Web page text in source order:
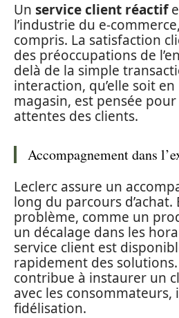
Un service client réactif
l’industrie du e-
compris. La satisfaction
des préoccupations de
delà de la simple
interaction, qu’elle soit
magasin, est pensée
attentes des clients.
Accompagnement dans
Leclerc assure un
long du parcours d’achat.
problème, comme un
un décalage dans les
service client est
rapidement des
contribue à instaurer un
avec les consommateurs,
fidélisation.